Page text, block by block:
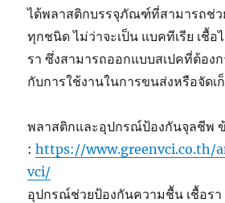
ได้พลาสติกบรรจุภัณฑ์ที่สามารถช่ว
ทุกชนิด ไม่ว่าจะเป็น แบคทีเรีย เชื้อ
รา ซึ่งสามารถออกแบบสเปคที่ต้องก
กับการใช้งานในการขนส่งหรือจัดเ
พลาสติกและอุปกรณ์ป้องกันจุลชีพ
:https://www.greenvci.co.th/
vci/
อุปกรณ์ช่วยป้องกันความชื้น เชื้อรา